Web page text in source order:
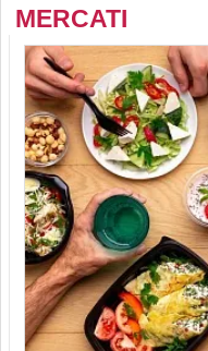
MERCATI